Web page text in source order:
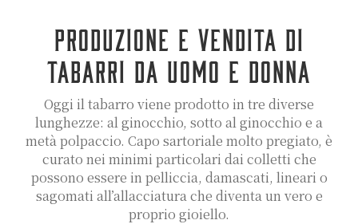
PRODUZIONE E VENDITA DI
TABARRI DA UOMO E DONNA
Oggi il tabarro viene prodotto in tre diverse
lunghezze: al ginocchio, sotto al ginocchio e a
metà polpaccio. Capo sartoriale molto pregiato, è
curato nei minimi particolari dai colletti che
possono essere in pelliccia, damascati, lineari o
sagomati all’allacciatura che diventa un vero e
proprio gioiello.